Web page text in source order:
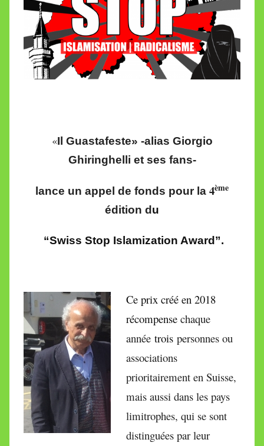
V
a
l
e
«Il Guastafeste» -alias Giorgio
Ghiringhelli et ses fans-
lance un appel de fonds pour la 4ème
édition du
“Swiss Stop Islamization Award”.
Ce prix créé en 2018
récompensechaque
annéetroispersonnes ou
associations
prioritairement en Suisse,
mais aussi dans les pays
limitrophes, qui se sont
distinguées par leur